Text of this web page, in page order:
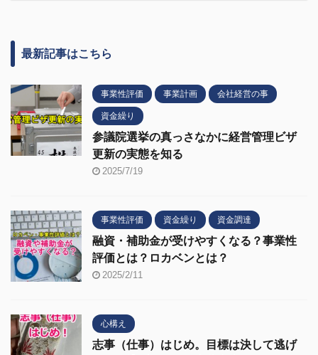
最新記事はこちら
事業性評価 事業計画 会社経営の事
資金繰り
参議院選挙の真っさなかに経営管理ビザ
更新の実態を知る
2025/7/19
事業性評価 資金繰り 資金調達
融資・補助金が受けやすくなる？事業性
評価とは？ロカベンとは？
2025/2/11
心構え
志事（仕事）はじめ。目標は決して逃げ